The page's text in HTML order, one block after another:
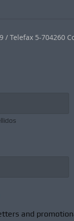
Telefax 5-704260
and